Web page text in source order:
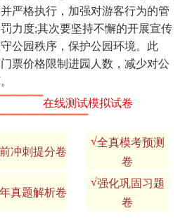
严格执行，加强对游客行为的管
力度;其次要坚持不懈的开展宣传
公园秩序，保护公园环境。此
票价格限制进园人数，减少对公
在线测试模拟试卷
冲刺提分卷
√全真模考预测
卷
真题解析卷
√强化巩固习题
卷